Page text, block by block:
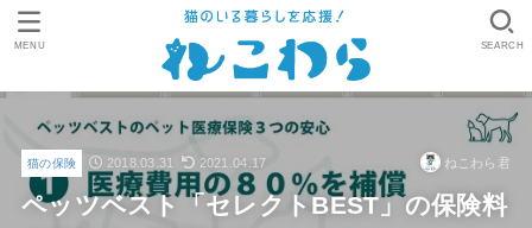
SEARCH
MENU
猫の保険 2018.03.31 2021.04.17 ねこわら君
ペッツベスト「セレクトBEST」の保険料